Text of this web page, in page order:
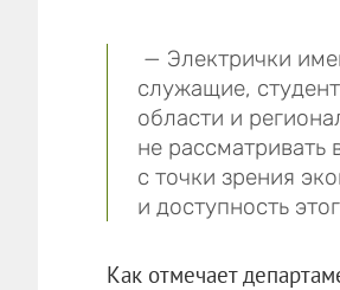
— Электрички
служащие,
области и
не
с точки зрения
и доступность
Как отмечает